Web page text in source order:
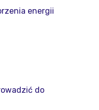
energii
do